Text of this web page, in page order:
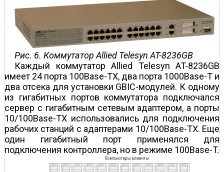
Рис. 6. Коммутатор Allied Telesyn AT-8236GB
Каждый коммутатор Allied Telesyn AT-8236GB
имеет 24 порта 100Base-TX, два порта 1000Base-T и
два отсека для установки GBIC-модулей. К одному
из гигабитных портов коммутатора подключался
сервер с гигабитным сетевым адаптером, а порты
10/100Base-TX использовались для подключения
рабочих станций с адаптерами 10/100Base-TX. Еще
один гигабитный порт применялся для
подключения контроллера, но в режиме 100Base-T.